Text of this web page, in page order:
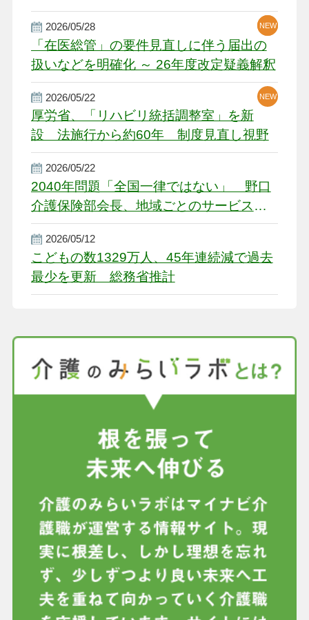
厳しい経営環境に危機感
2026/05/28
「在医総管」の要件見直しに伴う届出の
扱いなどを明確化 ～ 26年度改定疑義解釈
NEW
NEW
2026/05/22
厚労省、「リハビリ統括調整室」を新
設 法施行から約60年 制度見直し視野
NEW
2026/05/22
2040年問題「全国一律ではない」 野口
介護保険部会長、地域ごとのサービス基
盤整備を促す
2026/05/12
こどもの数1329万人、45年連続減で過去
最少を更新 総務省推計